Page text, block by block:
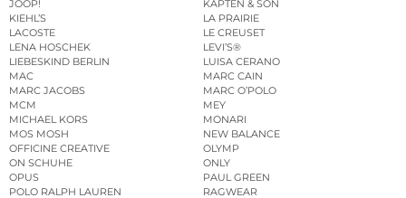
JOOP!
KAPTEN & SON
KIEHL’S
LA PRAIRIE
LACOSTE
LE CREUSET
LENA HOSCHEK
LEVI’S®
LIEBESKIND BERLIN
LUISA CERANO
MAC
MARC CAIN
MARC JACOBS
MARC O’POLO
MCM
MEY
MICHAEL KORS
MONARI
MOS MOSH
NEW BALANCE
OFFICINE CREATIVE
OLYMP
ON SCHUHE
ONLY
OPUS
PAUL GREEN
POLO RALPH LAUREN
RAGWEAR